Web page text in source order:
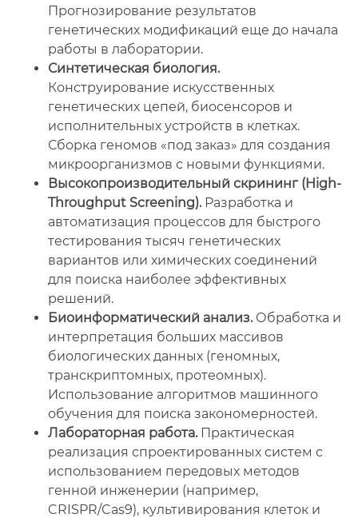
Прогнозирование результатов
генетических модификаций еще до начала
работы в лаборатории.
Синтетическая биология.
Конструирование искусственных
генетических цепей, биосенсоров и
исполнительных устройств в клетках.
Сборка геномов «под заказ» для создания
микроорганизмов с новыми функциями.
Высокопроизводительный скрининг (High-
Throughput Screening).Разработка и
автоматизация процессов для быстрого
тестирования тысяч генетических
вариантов или химических соединений
для поиска наиболее эффективных
решений.
Биоинформатический анализ.Обработка и
интерпретация больших массивов
биологических данных (геномных,
транскриптомных, протеомных).
Использование алгоритмов машинного
обучения для поиска закономерностей.
Лабораторная работа.Практическая
реализация спроектированных систем с
использованием передовых методов
генной инженерии (например,
CRISPR/Cas9), культивирования клеток и